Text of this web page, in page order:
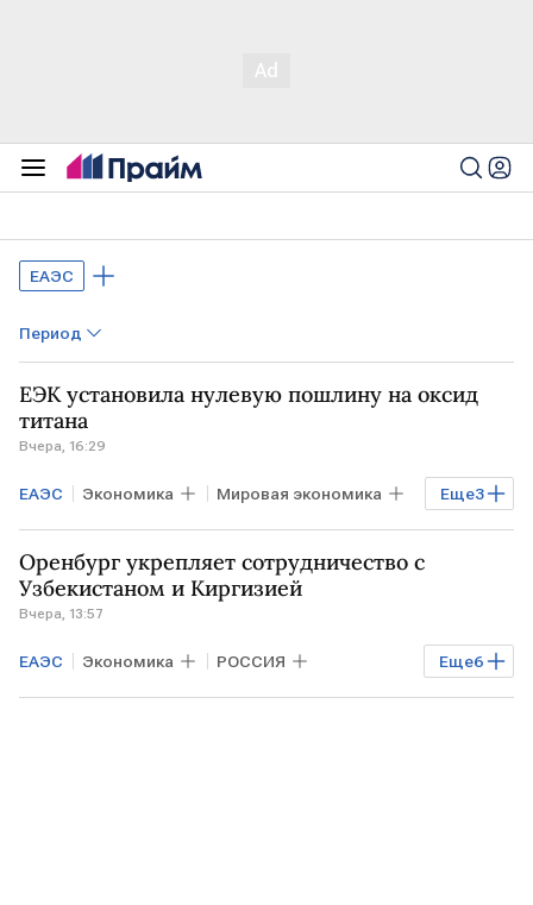
ЕАЭС
Период
ЕЭК установила нулевую пошлину на оксид
титана
Вчера, 16:29
Еще3
ЕАЭС Экономика Мировая экономика
КАЗАХСТАН
Евразийская экономическая комиссия
ЕЭК
Оренбург укрепляет сотрудничество с
Узбекистаном и Киргизией
Вчера, 13:57
Еще6
ЕАЭС Экономика РОССИЯ
Мировая экономика УЗБЕКИСТАН